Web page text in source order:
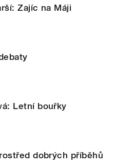
Zajíc na Máji
Letní bouřky
dobrých příběhů